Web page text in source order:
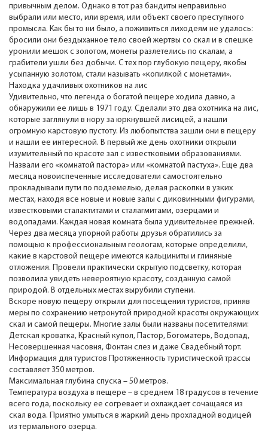
привычным делом. Однако в тот раз бандиты неправильно
выбрали или место, или время, или объект своего преступного
промысла. Как бы то ни было, а поживиться лиходеям не удалось:
бросили они бездыханное тело своей жертвы со скал и в спешке
уронили мешок с золотом, монеты разлетелись по скалам, а
грабители ушли без добычи. С тех пор глубокую пещеру, якобы
усыпанную золотом, стали называть «копилкой с монетами».
Находка удачливых охотников на лис
Удивительно, что легенда о богатой пещере ходила давно, а
обнаружили ее лишь в 1971 году. Сделали это два охотника на лис,
которые заглянули в нору за юркнувшей лисицей, а нашли
огромную карстовую пустоту. Из любопытства зашли они в пещеру
и нашли ее интересной. В первый же день охотники открыли
изумительный по красоте зал с известковыми образованиями.
Назвали его «комнатой пастора» или «комнатой пастуха». Еще два
месяца новоиспеченные исследователи самостоятельно
прокладывали пути по подземелью, делая раскопки в узких
местах, находя все новые и новые залы с диковинными фигурами,
известковыми сталактитами и сталагмитами, озерцами и
водопадами. Каждая новая комната была удивительнее прежней.
Через два месяца упорной работы друзья обратились за
помощью к профессиональным геологам, которые определили,
какие в карстовой пещере имеются кальциниты и глиняные
отложения. Провели практически скрытую подсветку, которая
позволила увидеть невероятную красоту, созданную самой
природой. В отдельных местах вырубили ступени.
Вскоре новую пещеру открыли для посещения туристов, приняв
меры по сохранению нетронутой природной красоты окружающих
скал и самой пещеры. Многие залы были названы посетителями:
Детская кроватка, Красный купол, Пастор, Богоматерь, Водопад,
Несовершенная часовня, Фонтан слез и даже Свадебный торт.
Информация для туристов Протяженность туристической трассы
составляет 350 метров.
Максимальная глубина спуска – 50 метров.
Температура воздуха в пещере – в среднем 18 градусов в течение
всего года, поскольку ее согревает и охлаждает сочащаяся из
скал вода. Приятно умыться в жаркий день прохладной водицей
из термального озерца.